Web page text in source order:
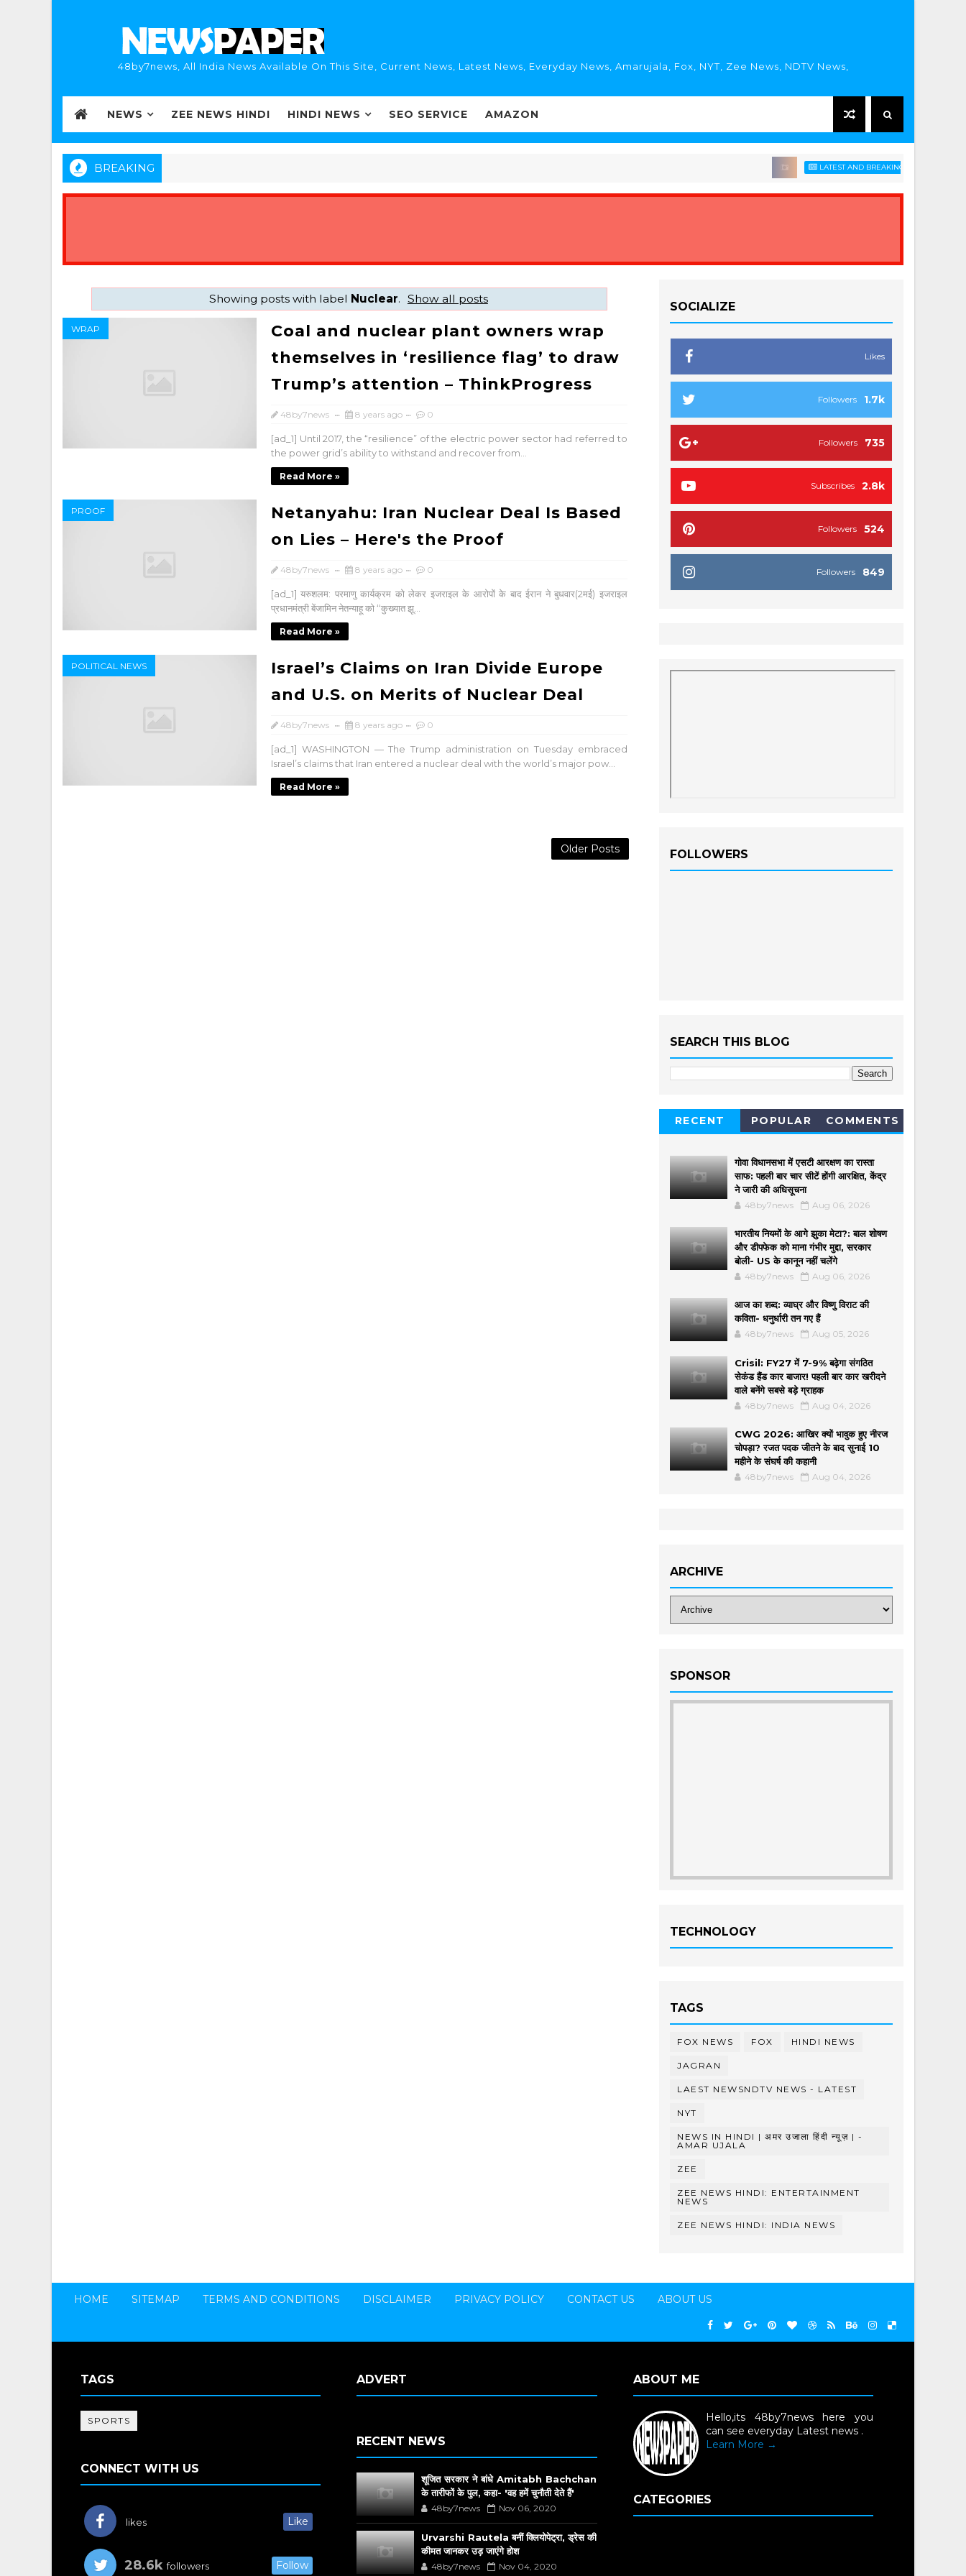
48by7news, All India News Available On This Site, Current News, Latest News, Everyday News, Amarujala, Fox, NYT, Zee News, NDTV News,
NEWS ZEE NEWS HINDI HINDI NEWS SEO SERVICE AMAZON
BREAKING LATEST AND BREAKING HINDI NEWS
Showing posts with label Nuclear. Show all posts
WRAP
Coal and nuclear plant owners wrap
themselves in ‘resilience flag’ to draw
Trump’s attention – ThinkProgress
48by7news 8 years ago 0
[ad_1] Until 2017, the “resilience” of the electric power sector had referred to
the power grid’s ability to withstand and recover from...
Read More »
PROOF
Netanyahu: Iran Nuclear Deal Is Based
on Lies – Here's the Proof
48by7news 8 years ago 0
[ad_1] यरुशलम: परमाणु कार्यक्रम को लेकर इजराइल के आरोपों के बाद ईरान ने बुधवार(2मई) इजराइल
प्रधानमंत्री बेंजामिन नेतन्याहू को ‘‘कुख्यात झू...
Read More »
POLITICAL NEWS
Israel’s Claims on Iran Divide Europe
and U.S. on Merits of Nuclear Deal
48by7news 8 years ago 0
[ad_1] WASHINGTON — The Trump administration on Tuesday embraced
Israel’s claims that Iran entered a nuclear deal with the world’s major pow...
Read More »
Older Posts
SOCIALIZE
Likes
1.7k
Followers
735
Followers
2.8k
Subscribes
524
Followers
849
Followers
FOLLOWERS
SEARCH THIS BLOG
RECENT POPULAR COMMENTS
गोवा विधानसभा में एसटी आरक्षण का रास्ता
साफ: पहली बार चार सीटें होंगी आरक्षित, केंद्र
ने जारी की अधिसूचना
48by7news Aug 06, 2026
भारतीय नियमों के आगे झुका मेटा?: बाल शोषण
और डीपफेक को माना गंभीर मुद्दा, सरकार
बोली- US के कानून नहीं चलेंगे
48by7news Aug 06, 2026
आज का शब्द: व्याघ्र और विष्णु विराट की
कविता- धनुर्धारी तन गए हैं
48by7news Aug 05, 2026
Crisil: FY27 में 7-9% बढ़ेगा संगठित
सेकंड हैंड कार बाजार! पहली बार कार खरीदने
वाले बनेंगे सबसे बड़े ग्राहक
48by7news Aug 04, 2026
CWG 2026: आखिर क्यों भावुक हुए नीरज
चोपड़ा? रजत पदक जीतने के बाद सुनाई 10
महीने के संघर्ष की कहानी
48by7news Aug 04, 2026
ARCHIVE
SPONSOR
TECHNOLOGY
TAGS
FOX NEWS FOX HINDI NEWS
JAGRAN
LAEST NEWSNDTV NEWS - LATEST
NYT
NEWS IN HINDI | अमर उजाला हिंदी न्यूज़ | -
AMAR UJALA
ZEE
ZEE NEWS HINDI: ENTERTAINMENT
NEWS
ZEE NEWS HINDI: INDIA NEWS
HOME SITEMAP TERMS AND CONDITIONS DISCLAIMER PRIVACY POLICY CONTACT US ABOUT US
TAGS
SPORTS
CONNECT WITH US
likes Like
28.6k followers Follow
ADVERT
RECENT NEWS
शूजित सरकार ने बांधे Amitabh Bachchan
के तारीफों के पुल, कहा- 'वह हमें चुनौती देते हैं'
48by7news Nov 06, 2020
Urvarshi Rautela बनीं क्लियोपेट्रा, ड्रेस की
कीमत जानकर उड़ जाएंगे होश
48by7news Nov 04, 2020
ABOUT ME
Hello,its 48by7news here you
can see everyday Latest news .
Learn More →
CATEGORIES